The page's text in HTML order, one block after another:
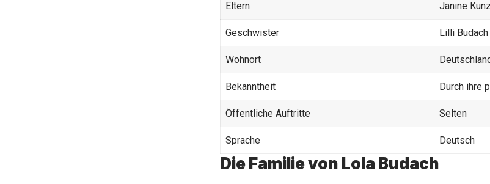
Eltern Janine
Geschwister Lilli
Wohnort
Bekanntheit Durch ihre
Öffentliche Auftritte Selten
Sprache Deutsch
Die Familie von Lola Budach